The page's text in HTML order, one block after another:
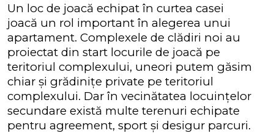
Un loc de joacă echipat în curtea casei
joacă un rol important în alegerea unui
apartament. Complexele de clădiri noi au
proiectat din start locurile de joacă pe
teritoriul complexului, uneori putem găsim
chiar și grădinițe private pe teritoriul
complexului. Dar în vecinătatea locuințelor
secundare există multe terenuri echipate
pentru agreement, sport și desigur parcuri.